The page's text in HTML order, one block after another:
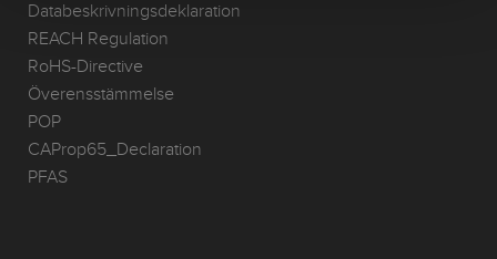
Databeskrivningsdeklaration
REACH Regulation
RoHS-Directive
Överensstämmelse
POP
CAProp65_Declaration
PFAS